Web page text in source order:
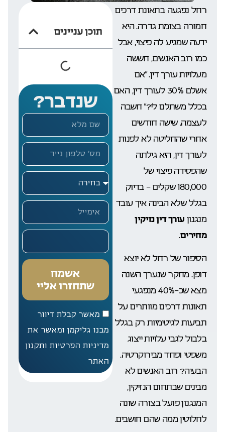
תוכן עניינים
שנדבר?
מאשר קבלת דיוור
מבנו גליקמן ומאשר את
מדיניות הפרטיות ותקנון
האתר
אשמח
שתחזרו אליי
רחל נפגעה בתאונת דרכים
חמורה בצומת גדרה. היא
ידעה שמגיע לה פיצוי, אבל
כמו רוב האנשים, חששה
מעלויות עורך דין. “אם
אשלם 30% לעורך דין, האם
בכלל משתלם לי?” חשבה
לעצמה. שישה חודשים
אחרי שהחליטה לא לפנות
לעורך דין, היא גילתה
שהפסידה פיצוי של
180,000 שקלים – בדיוק
בגלל שלא הבינה איך עובד
מנגנון עורך דין נזיקין
מחירים.
הסיפור של רחל לא יוצא
דופן. מחקר שנערך השנה
מצא שכ-40% מנפגעי
תאונות דרכים מוותרים על
תביעות לגיטימיות רק בגלל
בלבול לגבי עלויות ייצוג
משפטי ופחד מבירוקרטיה.
הבעיה? רוב האנשים לא
מבינים שבתחום הנזיקין,
המנגנון פועל בצורה שונה
לחלוטין ממה שהם חושבים.